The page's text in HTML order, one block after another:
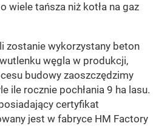
wiele tańsza niż kotła na gaz
zostanie wykorzystany beton
węgla w produkcji,
budowy zaoszczędzimy
ile rocznie pochłania 9 ha lasu.
certyfikat
jest w fabryce HM Factory